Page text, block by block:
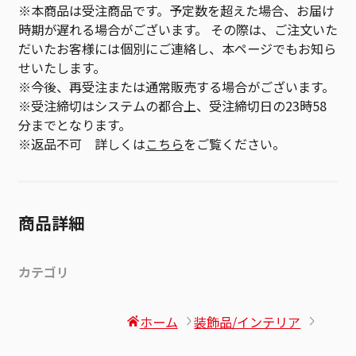
※本商品は受注商品です。予定数を超えた場合、お届け
時期が遅れる場合がございます。 その際は、ご注文いた
だいたお客様には個別にご連絡し、本ページでもお知ら
せいたします。
※今後、再受注または通常販売する場合がございます。
※受注締切はシステムの都合上、受注締切日の23時58
分までとなります。
※返品不可 詳しくはこちらをご覧ください。
商品詳細
カテゴリ
ホーム 装飾品/インテリア